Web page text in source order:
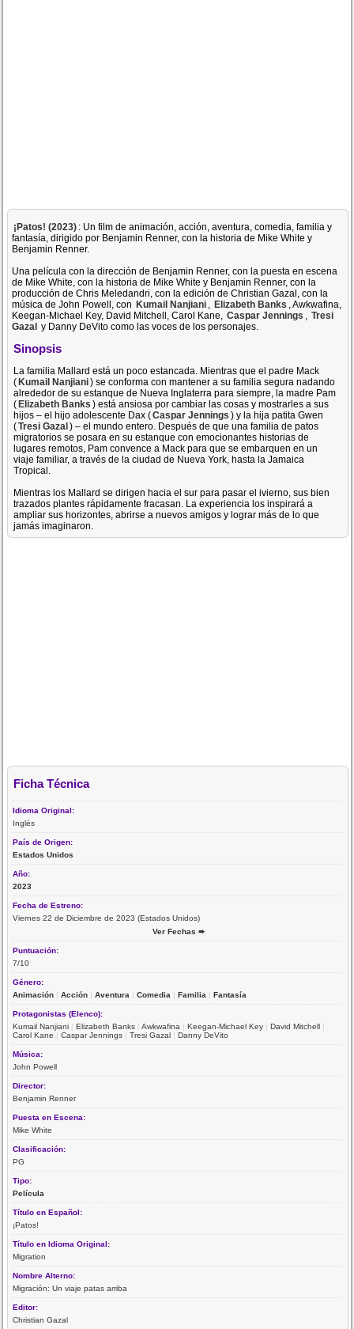
¡Patos! (2023) : Un film de animación, acción, aventura, comedia, familia y
fantasía, dirigido por Benjamin Renner, con la historia de Mike White y
Benjamin Renner.
Una película con la dirección de Benjamin Renner, con la puesta en escena
de Mike White, con la historia de Mike White y Benjamin Renner, con la
producción de Chris Meledandri, con la edición de Christian Gazal, con la
música de John Powell, con Kumail Nanjiani , Elizabeth Banks , Awkwafina,
Keegan-Michael Key, David Mitchell, Carol Kane, Caspar Jennings , Tresi
Gazal y Danny DeVito como las voces de los personajes.
Sinopsis
La familia Mallard está un poco estancada. Mientras que el padre Mack
(Kumail Nanjiani) se conforma con mantener a su familia segura nadando
alrededor de su estanque de Nueva Inglaterra para siempre, la madre Pam
(Elizabeth Banks ) está ansiosa por cambiar las cosas y mostrarles a sus
hijos – el hijo adolescente Dax (Caspar Jennings ) y la hija patita Gwen
(Tresi Gazal) – el mundo entero. Después de que una familia de patos
migratorios se posara en su estanque con emocionantes historias de
lugares remotos, Pam convence a Mack para que se embarquen en un
viaje familiar, a través de la ciudad de Nueva York, hasta la Jamaica
Tropical.
Mientras los Mallard se dirigen hacia el sur para pasar el ivierno, sus bien
trazados plantes rápidamente fracasan. La experiencia los inspirará a
ampliar sus horizontes, abrirse a nuevos amigos y lograr más de lo que
jamás imaginaron.
Ficha Técnica
Idioma Original:
Inglés
País de Origen:
Estados Unidos
Año:
2023
Fecha de Estreno:
Viernes 22 de Diciembre de 2023 (Estados Unidos)
Ver Fechas ➨
Puntuación:
7/10
Género:
Animación |Acción |Aventura |Comedia |Familia |Fantasía
Protagonistas (Elenco):
Kumail Nanjiani |Elizabeth Banks |Awkwafina |Keegan-Michael Key |David Mitchell |
Carol Kane |Caspar Jennings |Tresi Gazal |Danny DeVito
Música:
John Powell
Director:
Benjamin Renner
Puesta en Escena:
Mike White
Clasificación:
PG
Tipo:
Película
Título en Español:
¡Patos!
Título en Idioma Original:
Migration
Nombre Alterno:
Migración: Un viaje patas arriba
Editor:
Christian Gazal